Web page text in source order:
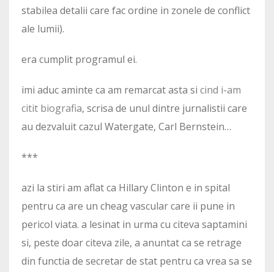
stabilea detalii care fac ordine in zonele de conflict
ale lumii).
era cumplit programul ei.
imi aduc aminte ca am remarcat asta si cind i-am
citit biografia, scrisa de unul dintre jurnalistii care
au dezvaluit cazul Watergate, Carl Bernstein…
***
azi la stiri am aflat ca Hillary Clinton e in spital
pentru ca are un cheag vascular care ii pune in
pericol viata. a lesinat in urma cu citeva saptamini
si, peste doar citeva zile, a anuntat ca se retrage
din functia de secretar de stat pentru ca vrea sa se